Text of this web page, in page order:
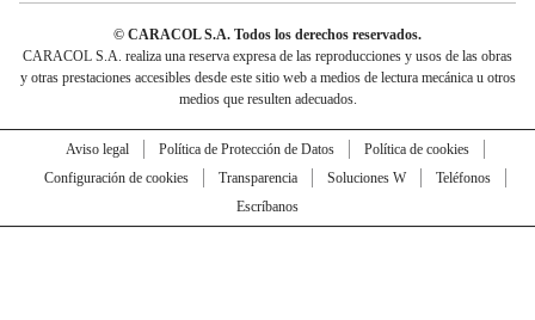
© CARACOL S.A. Todos los derechos reservados.
CARACOL S.A. realiza una reserva expresa de las reproducciones y usos de las obras
y otras prestaciones accesibles desde este sitio web a medios de lectura mecánica u otros
medios que resulten adecuados.
Aviso legal Política de Protección de Datos
Política de cookies
Configuración de cookies
Transparencia Soluciones W
Teléfonos
Escríbanos